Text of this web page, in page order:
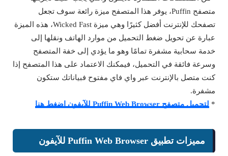
متصفح Puffin، يوفر هذا المتصفح ميزة رائعة سوف تجعل
تصفحك للإنترنت أفضل كثيرًا وهي ميزة Wicked Fast، هذه الميزة
عبارة عن تحويل ضغط التحميل من موارد الهاتف ونقلها إلى
خدمة سحابية مشفرة تمامًا وهو ما يؤدي إلى خفة المتصفح
وسرعة فائقة في التحميل، فيمكنك الاعتماد على هذا المتصفح إذا
كنت متصل بالإنترنت عبر واي فاي مفتوح فبياناتك ستكون
مشفرة.
* لتحميل متصفح Puffin Web Browser للآيفون اضغط هنا
مميزات تطبيق Puffin Web Browser للآيفون